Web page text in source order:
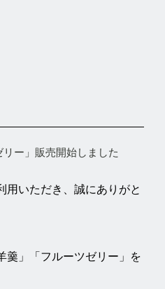
リー」販売開始しました
用いただき、誠にありがと
羹」「フルーツゼリー」を